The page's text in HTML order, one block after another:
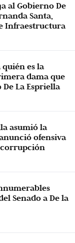
al Gobierno De
Santa,
Infraestructura
quién es la
dama que
La Espriella
asumió la
ofensiva
Senado a De la